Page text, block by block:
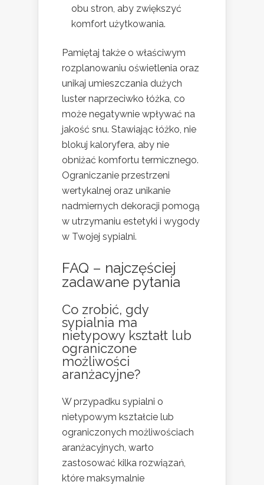
obu stron, aby zwiększyć
komfort użytkowania.
Pamiętaj także o właściwym
rozplanowaniu oświetlenia oraz
unikaj umieszczania dużych
luster naprzeciwko łóżka, co
może negatywnie wpływać na
jakość snu. Stawiając łóżko, nie
blokuj kaloryfera, aby nie
obniżać komfortu termicznego.
Ograniczanie przestrzeni
wertykalnej oraz unikanie
nadmiernych dekoracji pomogą
w utrzymaniu estetyki i wygody
w Twojej sypialni.
FAQ – najczęściej
zadawane pytania
Co zrobić, gdy
sypialnia ma
nietypowy kształt lub
ograniczone
możliwości
aranżacyjne?
W przypadku sypialni o
nietypowym kształcie lub
ograniczonych możliwościach
aranżacyjnych, warto
zastosować kilka rozwiązań,
które maksymalnie